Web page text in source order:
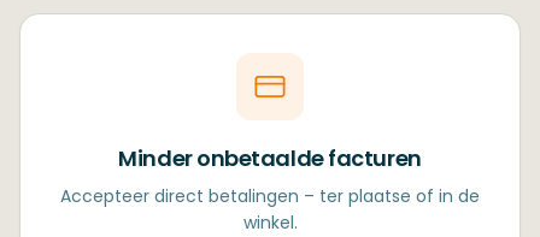
Minder onbetaalde facturen
Accepteer direct betalingen – ter plaatse of in de
winkel.